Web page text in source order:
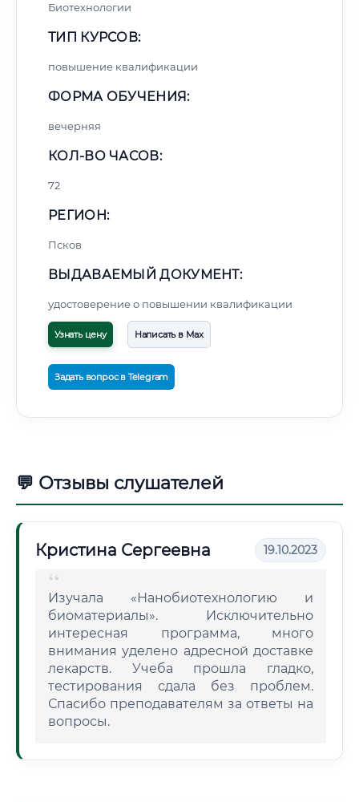
Биотехнологии
ТИП КУРСОВ:
повышение квалификации
ФОРМА ОБУЧЕНИЯ:
вечерняя
КОЛ-ВО ЧАСОВ:
72
РЕГИОН:
Псков
ВЫДАВАЕМЫЙ ДОКУМЕНТ:
удостоверение о повышении квалификации
Узнать цену Написать в Max
Задать вопрос в Telegram
💬 Отзывы слушателей
Кристина Сергеевна 19.10.2023
Изучала «Нанобиотехнологию и
биоматериалы». Исключительно
интересная программа, много
внимания уделено адресной доставке
лекарств. Учеба прошла гладко,
тестирования сдала без проблем.
Спасибо преподавателям за ответы на
вопросы.